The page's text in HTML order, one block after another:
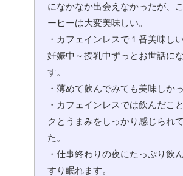
になかなか出会えなかったが、
ーヒーは大変美味しい。
・カフェインレスで１番美味し
妊娠中～授乳中ずっとお世話に
す。
・薄めて飲んでみても美味しか
・カフェインレスでは飲んだこ
クとうまみをしっかり感じられ
た。
・仕事終わりの夜にたっぷり飲
すり眠れます。